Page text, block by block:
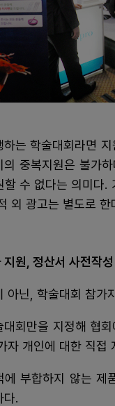
하는 학술대회라면
의 중복지원은 불가
수 없다는 의미다.
외 광고는 별도로 한
원, 정산서 사전작
아닌, 학술대회 참가
회만을 지정해 협
자 개인에 대한 직접
에 부합하지 않는 제
다.